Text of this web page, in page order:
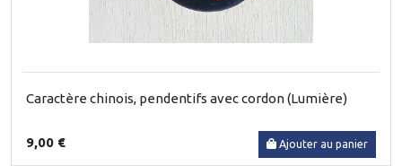
Caractère chinois, pendentifs avec cordon (Lumière)
9,00 € Ajouter au panier